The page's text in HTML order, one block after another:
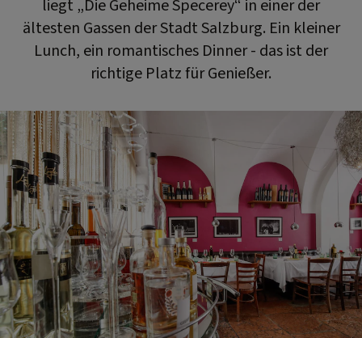
liegt „Die Geheime Specerey“ in einer der
ältesten Gassen der Stadt Salzburg. Ein kleiner
Lunch, ein romantisches Dinner - das ist der
richtige Platz für Genießer.